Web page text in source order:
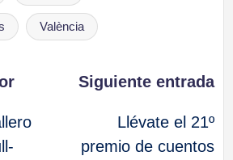
València
Siguiente entrada
Llévate el 21º
premio de cuentos